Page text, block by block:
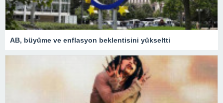
AB, büyüme ve enflasyon beklentisini yükseltti